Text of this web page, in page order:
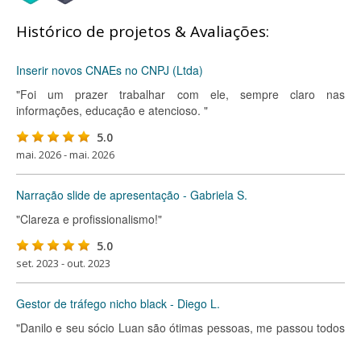
Histórico de projetos & Avaliações:
Inserir novos CNAEs no CNPJ (Ltda)
"Foi um prazer trabalhar com ele, sempre claro nas
informações, educação e atencioso. "
5.0
mai. 2026 - mai. 2026
Narração slide de apresentação - Gabriela S.
"Clareza e profissionalismo!"
5.0
set. 2023 - out. 2023
Gestor de tráfego nicho black - Diego L.
"Danilo e seu sócio Luan são ótimas pessoas, me passou todos